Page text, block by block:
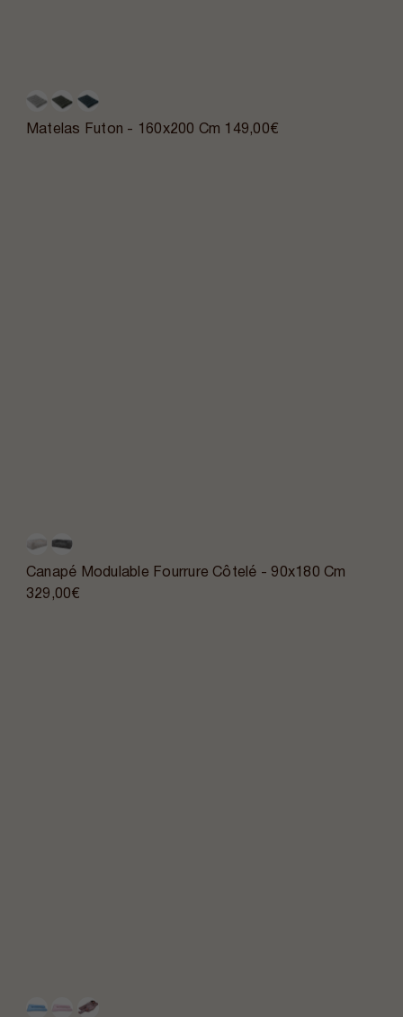
Matelas Futon - 160x200 Cm 149,00€
Canapé Modulable Fourrure Côtelé - 90x180 Cm
329,00€